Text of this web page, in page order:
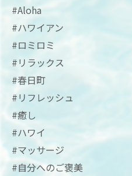
#Aloha
#ハワイアン
#ロミロミ
#リラックス
#春日町
#リフレッシュ
#癒し
#ハワイ
#マッサージ
#自分へのご褒美